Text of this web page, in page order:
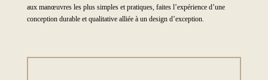
aux manœuvres les plus simples et pratiques, faites l’expérience d’une
conception durable et qualitative alliée à un design d’exception.